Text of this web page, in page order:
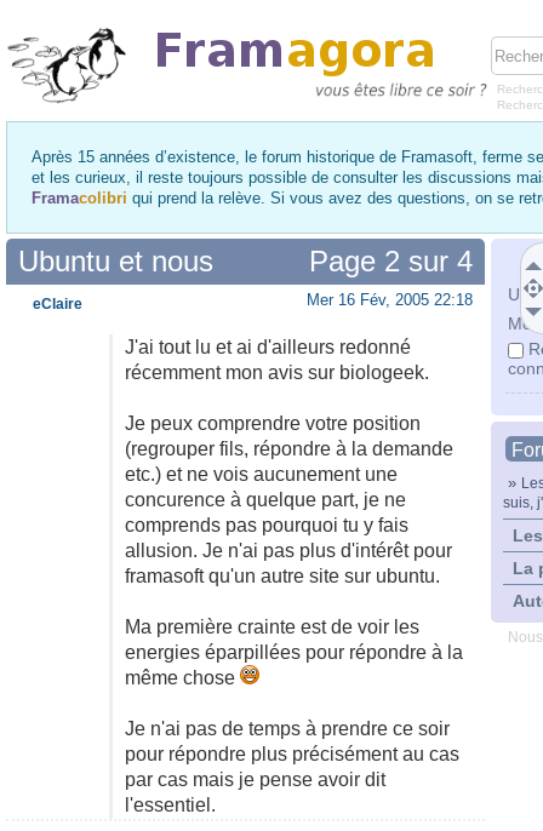
Après 15 années d’existence, le forum historique de Framasoft, ferme
et les curieux, il reste toujours possible de consulter les discussions
Framacolibri qui prend la relève. Si vous avez des questions, on se
Mot
»
suis,
La
Page 2 sur 4
Ubuntu et nous
Mer 16 Fév, 2005 22:18
J'ai tout lu et ai d'ailleurs redonné
récemment mon avis sur biologeek.
Je peux comprendre votre position
(regrouper fils, répondre à la demande
etc.) et ne vois aucunement une
concurence à quelque part, je ne
comprends pas pourquoi tu y fais
allusion. Je n'ai pas plus d'intérêt pour
framasoft qu'un autre site sur ubuntu.
Ma première crainte est de voir les
energies éparpillées pour répondre à la
même chose
Je n'ai pas de temps à prendre ce soir
pour répondre plus précisément au cas
par cas mais je pense avoir dit
l'essentiel.
eClaire